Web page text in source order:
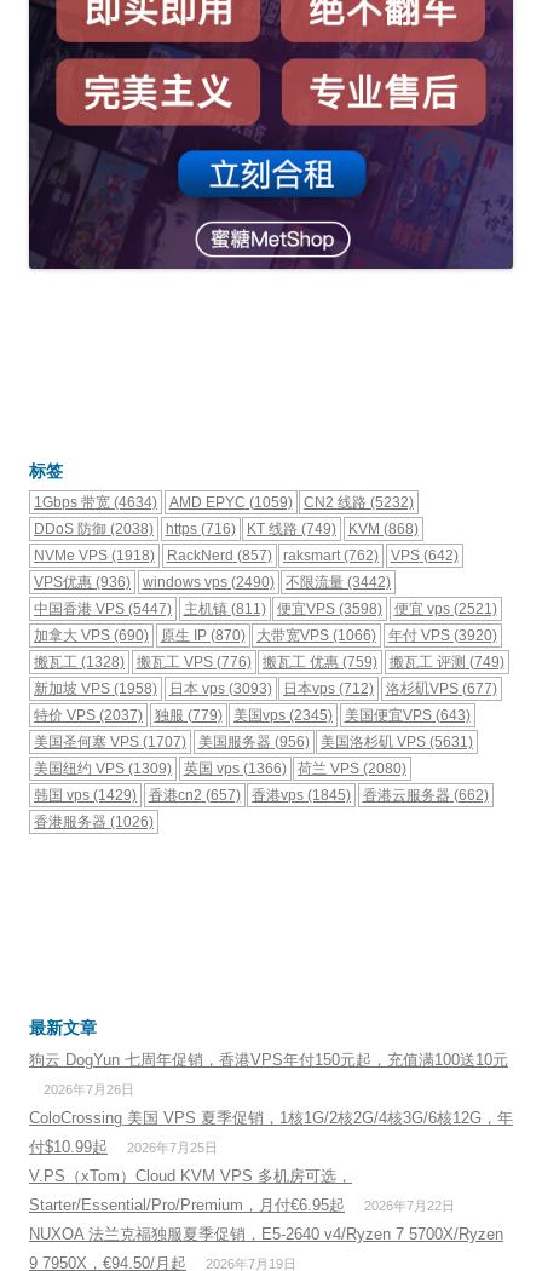
标签
1Gbps 带宽 (4634) AMD EPYC (1059) CN2 线路 (5232)
DDoS 防御 (2038) https(716) KT 线路 (749) KVM (868)
NVMe VPS (1918) RackNerd (857) raksmart(762) VPS(642)
VPS优惠 (936) windows vps(2490) 不限流量 (3442)
中国香港 VPS (5447) 主机镇(811) 便宜VPS (3598) 便宜 vps(2521)
加拿大 VPS (690) 原生 IP(870) 大带宽VPS (1066) 年付 VPS(3920)
搬瓦工 (1328) 搬瓦工 VPS(776) 搬瓦工 优惠 (759) 搬瓦工 评测 (749)
新加坡 VPS (1958) 日本 vps(3093) 日本vps (712) 洛杉矶VPS(677)
特价 VPS (2037) 独服 (779) 美国vps (2345) 美国便宜VPS(643)
美国圣何塞 VPS (1707) 美国服务器 (956) 美国洛杉矶 VPS (5631)
美国纽约 VPS (1309) 英国 vps(1366) 荷兰 VPS (2080)
韩国 vps (1429) 香港cn2 (657) 香港vps (1845) 香港云服务器 (662)
香港服务器 (1026)
最新文章
狗云 DogYun 七周年促销，香港VPS年付150元起，充值满100送10元
2026年7月26日
ColoCrossing 美国 VPS 夏季促销，1核1G/2核2G/4核3G/6核12G，年
付$10.99起
2026年7月25日
V.PS（xTom）Cloud KVM VPS 多机房可选，
Starter/Essential/Pro/Premium，月付€6.95起
2026年7月22日
NUXOA 法兰克福独服夏季促销，E5-2640 v4/Ryzen 7 5700X/Ryzen
9 7950X，€94.50/月起
2026年7月19日